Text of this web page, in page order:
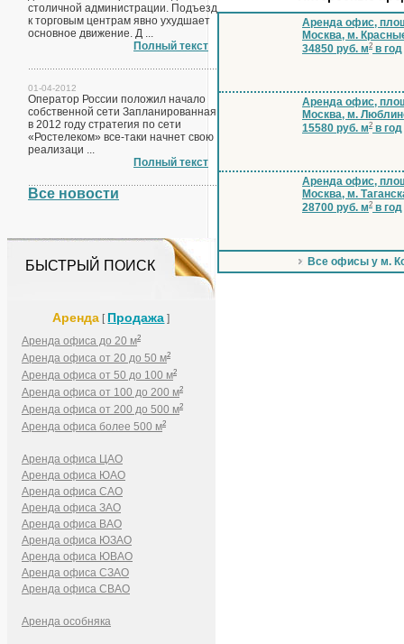
столичной администрации. Подъезд
к торговым центрам явно ухудшает
основное движение. Д ...
Полный текст
01-04-2012
Оператор России положил начало
собственной сети Запланированная
в 2012 году стратегия по сети
«Ростелеком» все-таки начнет свою
реализаци ...
Полный текст
Все новости
БЫСТРЫЙ ПОИСК
Аренда [ Продажа ]
Аренда офиса до 20 м2
Аренда офиса от 20 до 50 м2
Аренда офиса от 50 до 100 м2
Аренда офиса от 100 до 200 м2
Аренда офиса от 200 до 500 м2
Аренда офиса более 500 м2
Аренда офиса ЦАО
Аренда офиса ЮАО
Аренда офиса САО
Аренда офиса ЗАО
Аренда офиса ВАО
Аренда офиса ЮЗАО
Аренда офиса ЮВАО
Аренда офиса СЗАО
Аренда офиса СВАО
Аренда особняка
Аренда офис,
Москва, м.
34850 руб. м2 в год
Аренда офис,
Москва, м.
15580 руб. м2 в год
Аренда офис,
Москва, м.
28700 руб. м2 в год
Все офисы у м.